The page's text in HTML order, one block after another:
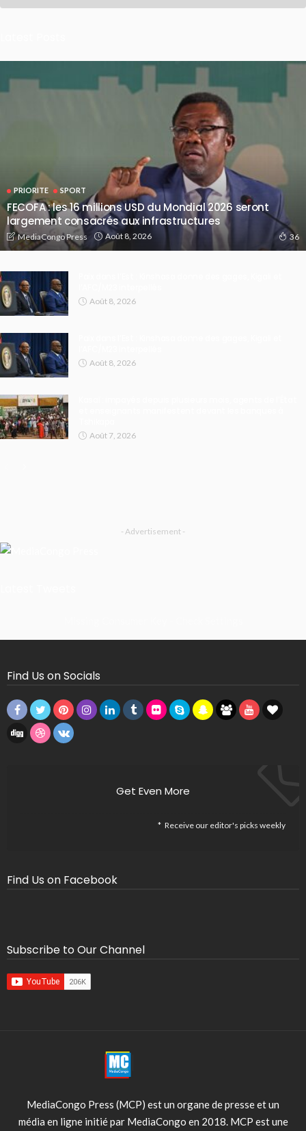
PRIORITE SPORT
FECOFA : les 16 millions USD du Mondial 2026 seront
largement consacrés aux infrastructures
MediaCongo Press Août 8, 2026 36
Août 8, 2026
Août 8, 2026
Août 7, 2026
- Advertisement -
Find Us on Socials
Get Even More
Receive our editor's picks weekly
Find Us on Facebook
Subscribe to Our Channel
MediaCongo Press (MCP) est un organe de presse et un
média en ligne initié par MediaCongo en 2018. MCP est une